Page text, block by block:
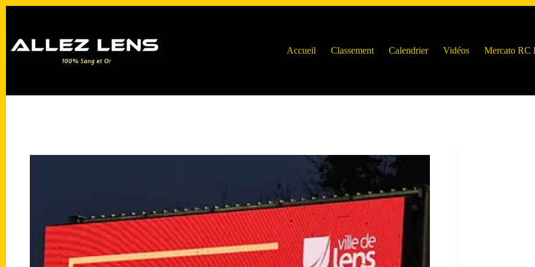
Accueil
Classement Calendrier Vidéos Mercato RC